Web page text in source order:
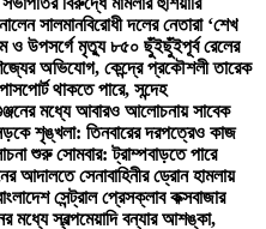
সালমানবিরোধী দলের নেতারা ‘শেখ
ও উপসর্গে মৃত্যু ৮৫০ ছুঁইছুঁইপূর্ব রেলের
অভিযোগ, কেন্দ্রে প্রকৌশলী তারেক
থাকতে পারে, সন্দেহ
মধ্যে আবারও আলোচনায় সাবেক
শৃঙ্খলা: তিনবারের দরপত্রেও কাজ
শুরু সোমবার: ট্রাম্পবাড়তে পারে
আদালতে সেনাবাহিনীর ড্রোন হামলায়
সেন্ট্রাল প্রেসক্লাব কক্সবাজার
মধ্যে স্বল্পমেয়াদি বন্যার আশঙ্কা,